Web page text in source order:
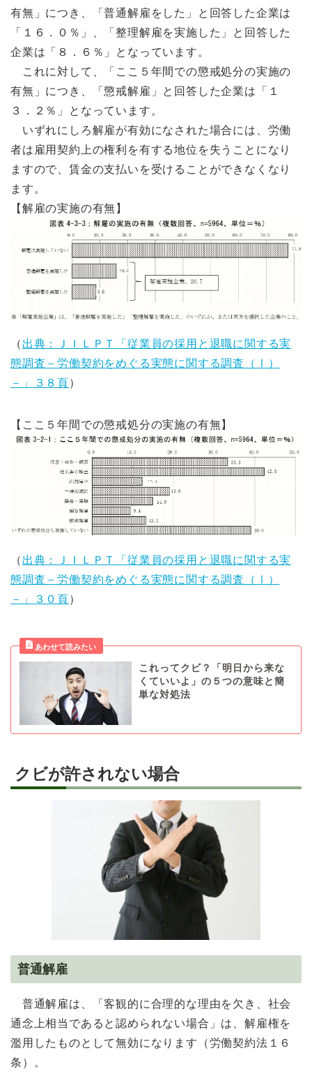
有無」につき、「普通解雇をした」と回答した企業は
「１６．０％」、「整理解雇を実施した」と回答した
企業は「８．６％」となっています。
これに対して、「ここ５年間での懲戒処分の実施の
有無」につき、「懲戒解雇」と回答した企業は「１
３．２％」となっています。
いずれにしろ解雇が有効になされた場合には、労働
者は雇用契約上の権利を有する地位を失うことになり
ますので、賃金の支払いを受けることができなくなり
ます。
【解雇の実施の有無】
（ 出典：ＪＩＬＰＴ「従業員の採用と退職に関する実
態調査－労働契約をめぐる実態に関する調査（Ⅰ）
－」３８頁）
【ここ５年間での懲戒処分の実施の有無】
（ 出典：ＪＩＬＰＴ「従業員の採用と退職に関する実
態調査－労働契約をめぐる実態に関する調査（Ⅰ）
－」３０頁）
これってクビ？「明日から来な
くていいよ」の５つの意味と簡
単な対処法
クビが許されない場合
普通解雇
普通解雇は、「客観的に合理的な理由を欠き、社会
通念上相当であると認められない場合」は、解雇権を
濫用したものとして無効になります（労働契約法１６
条）。